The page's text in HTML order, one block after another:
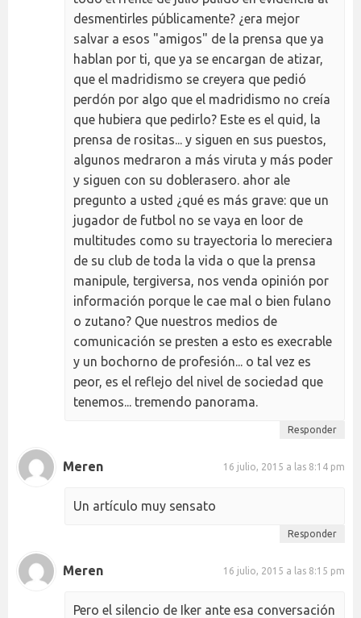
desmentirles públicamente? ¿era mejor
salvar a esos "amigos" de la prensa que ya
hablan por ti, que ya se encargan de atizar,
que el madridismo se creyera que pedió
perdón por algo que el madridismo no creía
que hubiera que pedirlo? Este es el quid, la
prensa de rositas... y siguen en sus puestos,
algunos medraron a más viruta y más poder
y siguen con su doblerasero. ahor ale
pregunto a usted ¿qué es más grave: que un
jugador de futbol no se vaya en loor de
multitudes como su trayectoria lo mereciera
de su club de toda la vida o que la prensa
manipule, tergiversa, nos venda opinión por
información porque le cae mal o bien fulano
o zutano? Que nuestros medios de
comunicación se presten a esto es execrable
y un bochorno de profesión... o tal vez es
peor, es el reflejo del nivel de sociedad que
tenemos... tremendo panorama.
Responder
Meren 16 julio, 2015 a las 8:14 pm
Un artículo muy sensato
Responder
Meren 16 julio, 2015 a las 8:15 pm
Pero el silencio de Iker ante esa conversación